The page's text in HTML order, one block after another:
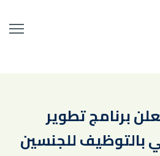
برنامج تطوير
بالتوظيف للجنسين